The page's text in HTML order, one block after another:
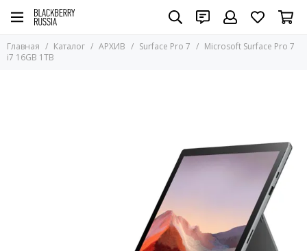
Главная Каталог АРХИВ Surface Pro 7
Microsoft Surface Pro 7
i7 16GB 1TB